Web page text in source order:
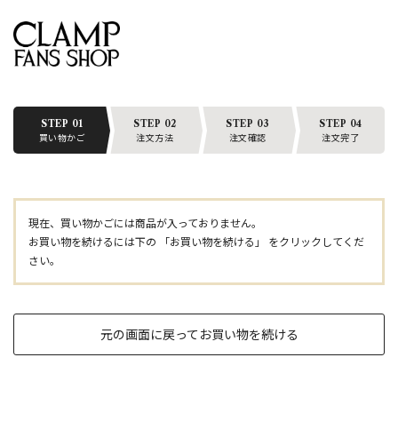
STEP 01
買い物かご
STEP 02
注文方法
STEP 03
注文確認
STEP 04
注文完了
現在、買い物かごには商品が入っておりません。
お買い物を続けるには下の 「お買い物を続ける」 をクリックしてくだ
さい。
元の画面に戻ってお買い物を続ける